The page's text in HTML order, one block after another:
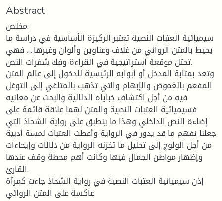
Abstract
مخلص:
سيميائية العتبات النصية تعتبر الركيزة الأساسية في دراسة ما
يحيط بالمتن الروائي من غلاف وعناوين وألوان وغيرها...، فهي
تحتل موقعة استراتيجية في القراءة وفك شفرات النص.
وتعد بمثابة المدخل أو أبوابه الرئيسية للدخول إلى عالم المتن
المفعم بالغموض والإبهام والتي تذهب بالمتلقي إلى التوغل
فيه من أجل اكتشاف خباياه الدلالية والبحث عن معانيه.
فسيميائية العتبات النصية والمتن لهما علاقة قائمة على
إضاءة النص الداخلي وهذا ما ينطبق على رواية الشحاذ التي
جعلنا نفهم ما قد يدور في الرواية وأعطت العتبات لمسة أدبية
من أجل الولوج إلى تحليل ما تخزنه الرواية من دلالات وإيحاءات
وإظهار مواطن الجمال فيها وكانت أهم محطة وقف عندها
القارئ.
إذن سيميائية العتبات النصية في رواية الشحاذ جاءت كمرآة
عاكسة على المتن الروائي.